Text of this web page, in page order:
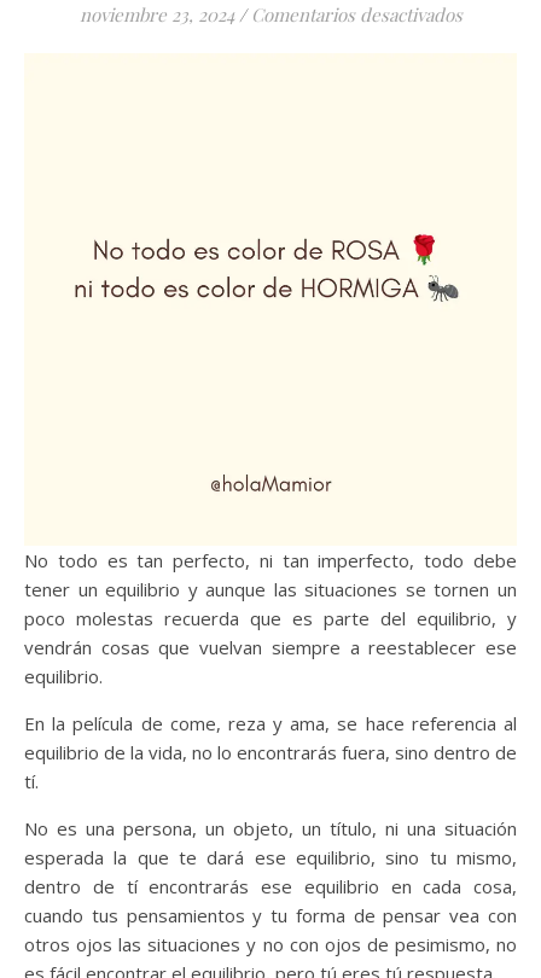
noviembre 23, 2024 / Comentarios desactivadosen
No todo es tan perfecto, ni tan imperfecto, todo debe
tener un equilibrio y aunque las situaciones se tornen un
poco molestas recuerda que es parte del equilibrio, y
vendrán cosas que vuelvan siempre a reestablecer ese
equilibrio.
En la película de come, reza y ama, se hace referencia al
equilibrio de la vida, no lo encontrarás fuera, sino dentro de
tí.
No es una persona, un objeto, un título, ni una situación
esperada la que te dará ese equilibrio, sino tu mismo,
dentro de tí encontrarás ese equilibrio en cada cosa,
cuando tus pensamientos y tu forma de pensar vea con
otros ojos las situaciones y no con ojos de pesimismo, no
es fácil encontrar el equilibrio, pero tú eres tú respuesta.